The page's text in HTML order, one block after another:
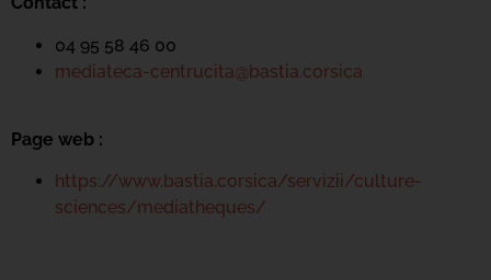
04 95 58 46 00
mediateca-centrucita@bastia.corsica
Page web :
https://www.bastia.corsica/servizii/culture-
sciences/mediatheques/